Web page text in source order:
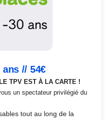
ans // 54€
TPV EST À LA CARTE !
un spectateur privilégié du
tout au long de la